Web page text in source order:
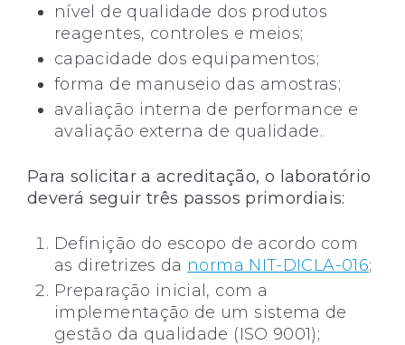
nível de qualidade dos produtos
reagentes, controles e meios;
capacidade dos equipamentos;
forma de manuseio das amostras;
avaliação interna de performance e
avaliação externa de qualidade.
Para solicitar a acreditação, o laboratório
deverá seguir três passos primordiais:
Definição do escopo de acordo com
as diretrizes da norma NIT-DICLA-016;
Preparação inicial, com a
implementação de um sistema de
gestão da qualidade (ISO 9001);